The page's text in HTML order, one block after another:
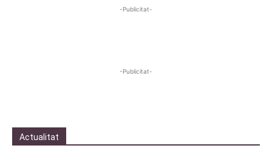
-Publicitat-
-Publicitat-
Actualitat